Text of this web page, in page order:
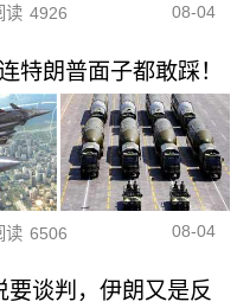
读 4926 08-04
特朗普面子都敢踩！
读 6506 08-04
要谈判，伊朗又是反